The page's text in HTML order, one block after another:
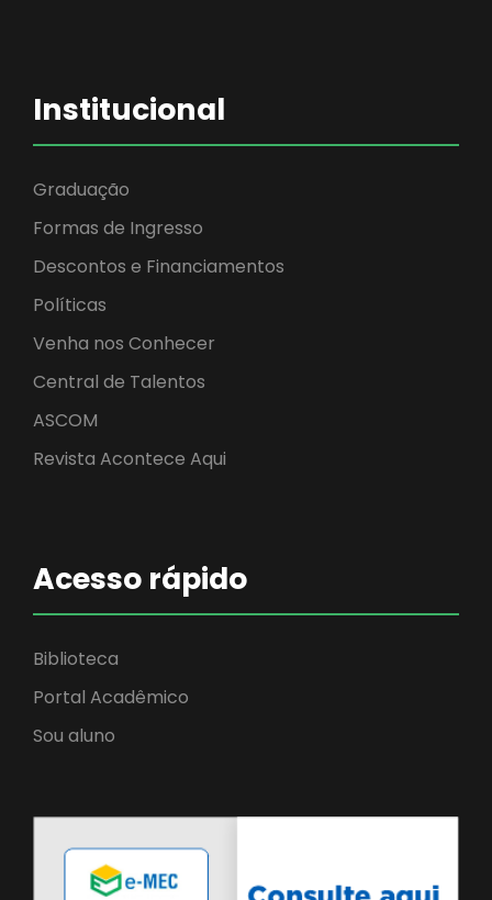
Institucional
Graduação
Formas de Ingresso
Descontos e Financiamentos
Políticas
Venha nos Conhecer
Central de Talentos
ASCOM
Revista Acontece Aqui
Acesso rápido
Biblioteca
Portal Acadêmico
Sou aluno